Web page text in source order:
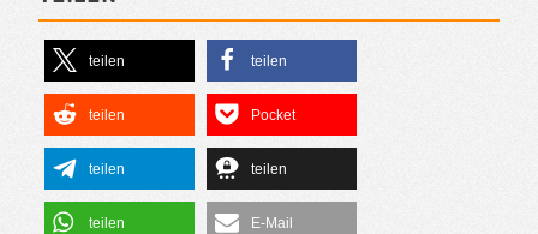
teilen teilen
teilen Pocket
teilen teilen
teilen E-Mail